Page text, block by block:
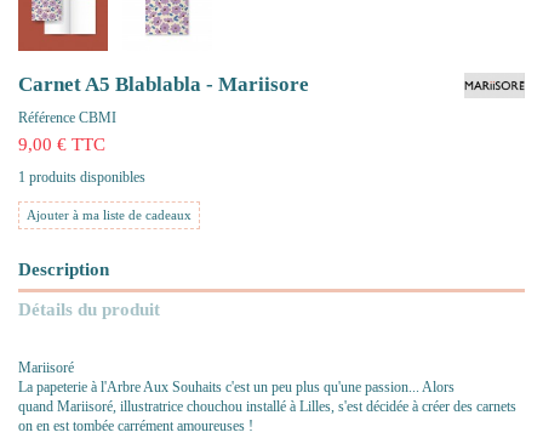
Carnet A5 Blablabla - Mariisore
Référence CBMI
9,00 € TTC
1 produits disponibles
Ajouter à ma liste de cadeaux
Description
Détails du produit
Mariisoré
La papeterie à l'Arbre Aux Souhaits c'est un peu plus qu'une passion... Alors
quand Mariisoré, illustratrice chouchou installé à Lilles, s'est décidée à créer des carnets
on en est tombée carrément amoureuses !